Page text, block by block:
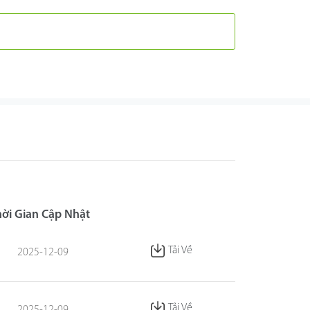
Gian Cập Nhật
2025-12-09 Tải Về